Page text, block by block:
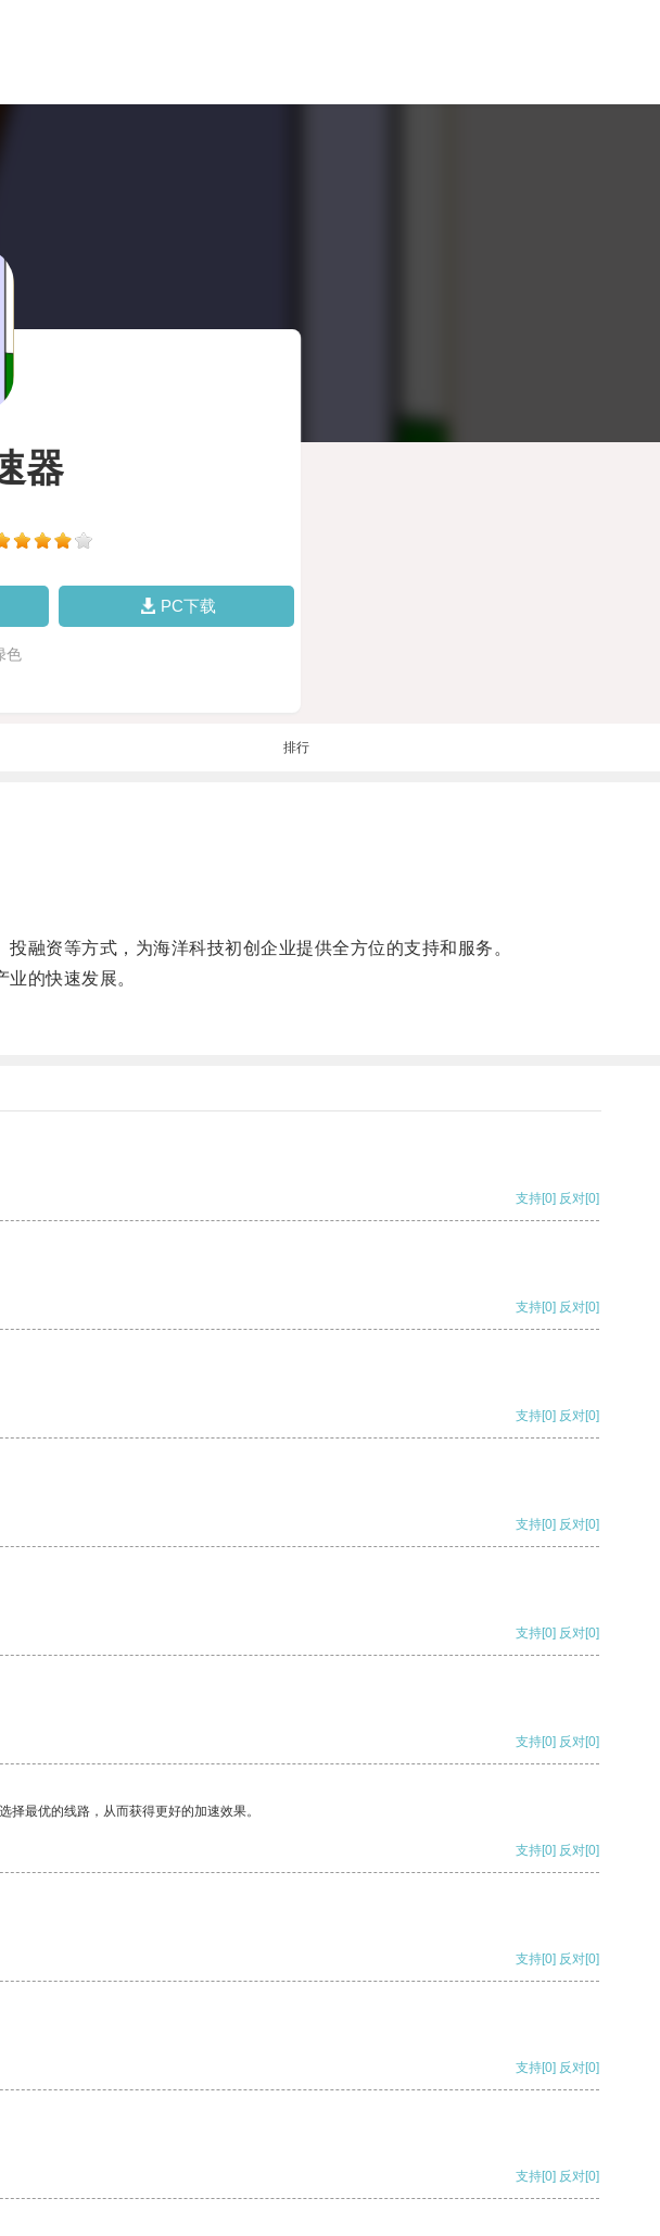
器
PC下载
色
排行
资等方式，为海洋科技初创企业提供全方位的支持和服务。
的快速发展。
支持[0] 反对[0]
支持[0] 反对[0]
支持[0] 反对[0]
支持[0] 反对[0]
支持[0] 反对[0]
支持[0] 反对[0]
最优的线路，从而获得更好的加速效果。
支持[0] 反对[0]
支持[0] 反对[0]
支持[0] 反对[0]
支持[0] 反对[0]